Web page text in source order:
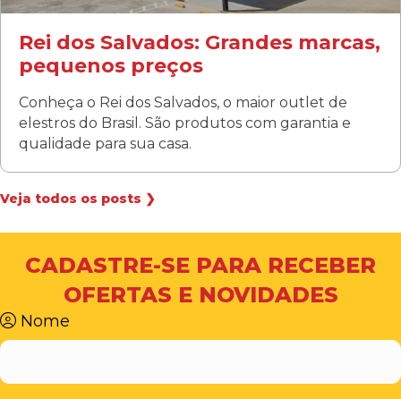
(41) 99249-4620
Rei dos Salvados: Grandes marcas,
pequenos preços
Conheça o Rei dos Salvados, o maior outlet de
elestros do Brasil. São produtos com garantia e
qualidade para sua casa.
Veja todos os posts ❯
CADASTRE-SE PARA RECEBER
OFERTAS E NOVIDADES
Nome